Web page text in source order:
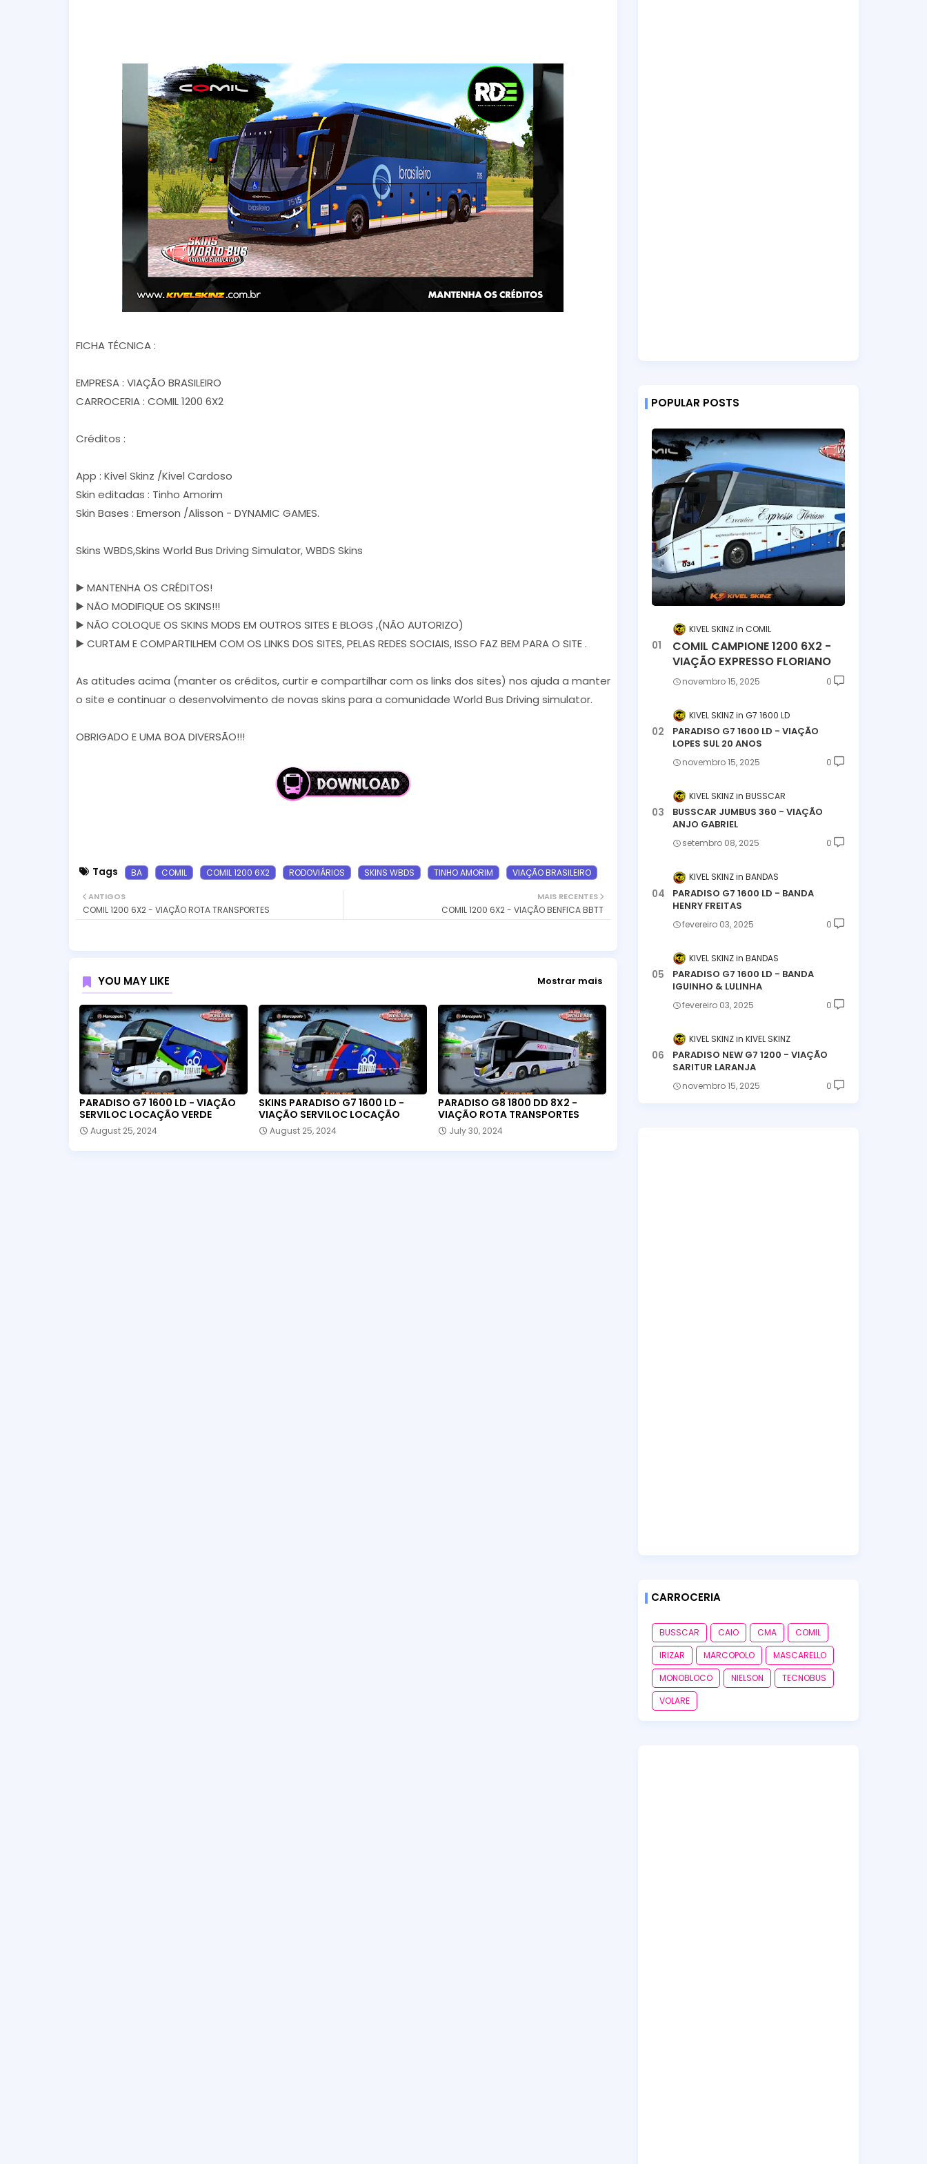
FICHA TÉCNICA :
EMPRESA : VIAÇÃO BRASILEIRO
CARROCERIA : COMIL 1200 6X2
Créditos :
App : Kivel Skinz /Kivel Cardoso
Skin editadas : Tinho Amorim
Skin Bases : Emerson /Alisson - DYNAMIC GAMES.
Skins WBDS,Skins World Bus Driving Simulator, WBDS Skins
▶️ MANTENHA OS CRÉDITOS!
▶️ NÃO MODIFIQUE OS SKINS!!!
▶️ NÃO COLOQUE OS SKINS MODS EM OUTROS SITES E BLOGS ,(NÃO AUTORIZO)
▶️ CURTAM E COMPARTILHEM COM OS LINKS DOS SITES, PELAS REDES SOCIAIS, ISSO FAZ BEM PARA O SITE .
As atitudes acima (manter os créditos, curtir e compartilhar com os links dos sites) nos ajuda a manter
o site e continuar o desenvolvimento de novas skins para a comunidade World Bus Driving simulator.
OBRIGADO E UMA BOA DIVERSÃO!!!
Tags BA COMIL COMIL 1200 6X2 RODOVIÁRIOS SKINS WBDS TINHO AMORIM VIAÇÃO BRASILEIRO
MAIS RECENTES
COMIL 1200 6X2 - VIAÇÃO BENFICA BBTT
ANTIGOS
COMIL 1200 6X2 - VIAÇÃO ROTA TRANSPORTES
YOU MAY LIKE Mostrar mais
PARADISO G7 1600 LD - VIAÇÃO
SERVILOC LOCAÇÃO VERDE
August 25, 2024
SKINS PARADISO G7 1600 LD -
VIAÇÃO SERVILOC LOCAÇÃO
August 25, 2024
PARADISO G8 1800 DD 8X2 -
VIAÇÃO ROTA TRANSPORTES
July 30, 2024
POPULAR POSTS
KIVEL SKINZ COMIL
COMIL CAMPIONE 1200 6X2 -
VIAÇÃO EXPRESSO FLORIANO
novembro 15, 2025 0
KIVEL SKINZ G7 1600 LD
PARADISO G7 1600 LD - VIAÇÃO
LOPES SUL 20 ANOS
novembro 15, 2025 0
KIVEL SKINZ BUSSCAR
BUSSCAR JUMBUS 360 - VIAÇÃO
ANJO GABRIEL
setembro 08, 2025 0
KIVEL SKINZ BANDAS
PARADISO G7 1600 LD - BANDA
HENRY FREITAS
fevereiro 03, 2025 0
KIVEL SKINZ BANDAS
PARADISO G7 1600 LD - BANDA
IGUINHO & LULINHA
fevereiro 03, 2025 0
KIVEL SKINZ KIVEL SKINZ
PARADISO NEW G7 1200 - VIAÇÃO
SARITUR LARANJA
novembro 15, 2025 0
CARROCERIA
BUSSCAR CAIO CMA
COMIL
IRIZAR
MARCOPOLO
MASCARELLO
MONOBLOCO
NIELSON
TECNOBUS
VOLARE